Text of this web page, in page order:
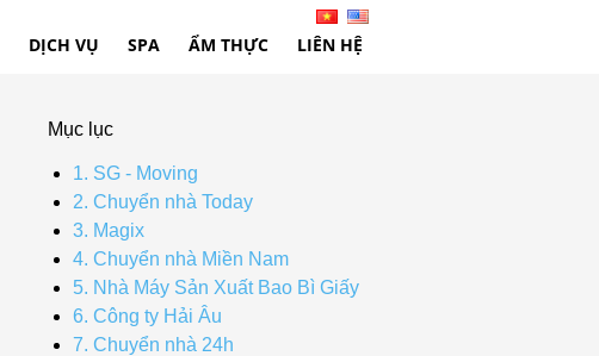
DỊCH VỤ SPA ẨM THỰC LIÊN HỆ
Mục lục
1. SG - Moving
2. Chuyển nhà Today
3. Magix
4. Chuyển nhà Miền Nam
5. Nhà Máy Sản Xuất Bao Bì Giấy
6. Công ty Hải Âu
7. Chuyển nhà 24h